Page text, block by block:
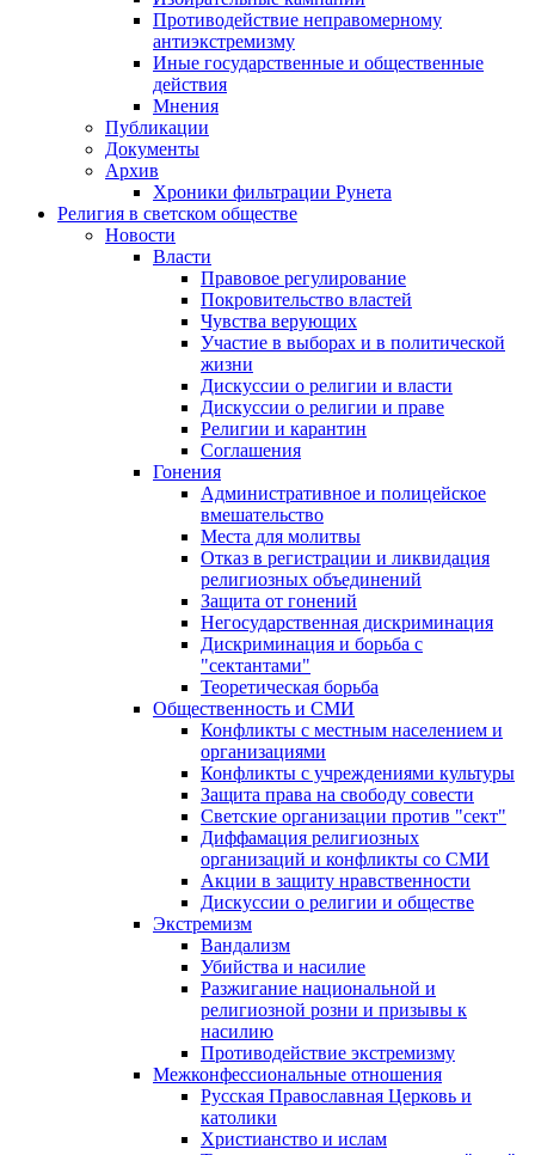
Противодействие неправомерному
антиэкстремизму
Иные государственные и общественные
действия
Мнения
Публикации
Документы
Архив
Хроники фильтрации Рунета
Религия в светском обществе
Новости
Власти
Правовое регулирование
Покровительство властей
Чувства верующих
Участие в выборах и в политической
жизни
Дискуссии о религии и власти
Дискуссии о религии и праве
Религии и карантин
Соглашения
Гонения
Административное и полицейское
вмешательство
Места для молитвы
Отказ в регистрации и ликвидация
религиозных объединений
Защита от гонений
Негосударственная дискриминация
Дискриминация и борьба с
"сектантами"
Теоретическая борьба
Общественность и СМИ
Конфликты с местным населением и
организациями
Конфликты с учреждениями культуры
Защита права на свободу совести
Светские организации против "сект"
Диффамация религиозных
организаций и конфликты со СМИ
Акции в защиту нравственности
Дискуссии о религии и обществе
Экстремизм
Вандализм
Убийства и насилие
Разжигание национальной и
религиозной розни и призывы к
насилию
Противодействие экстремизму
Межконфессиональные отношения
Русская Православная Церковь и
католики
Христианство и ислам